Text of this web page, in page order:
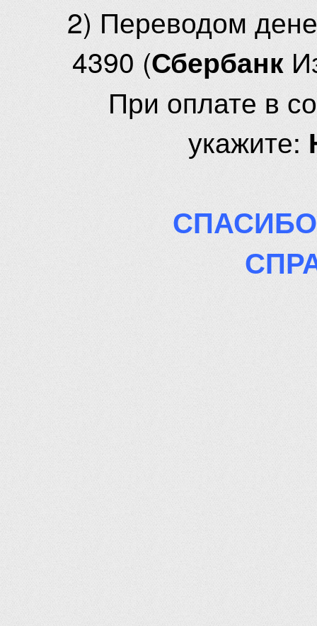
2) Переводом
4390 (Сбербанк
При оплате в
укажите: